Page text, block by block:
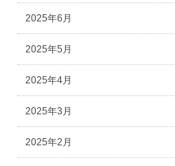
2025年6月
2025年5月
2025年4月
2025年3月
2025年2月